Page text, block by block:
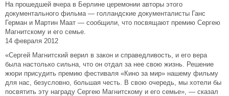
На прошедшей вчера в Берлине церемонии авторы этого
документального фильма — голландские документалисты Ганс
Герман и Мартин Маат — сообщили, что посвящают премию Сергею
Магнитскому и его семье.
14 февраля 2012
«Сергей Магнитский верил в закон и справедливость, и его вера
была настолько сильна, что он отдал за нее свою жизнь. Решение
жюри присудить премию фестиваля «Кино за мир» нашему фильму
для нас, безусловно, большая честь. В свою очередь, мы хотели бы
посвятить эту награду Сергею Магнитскому и его семье», — сказал